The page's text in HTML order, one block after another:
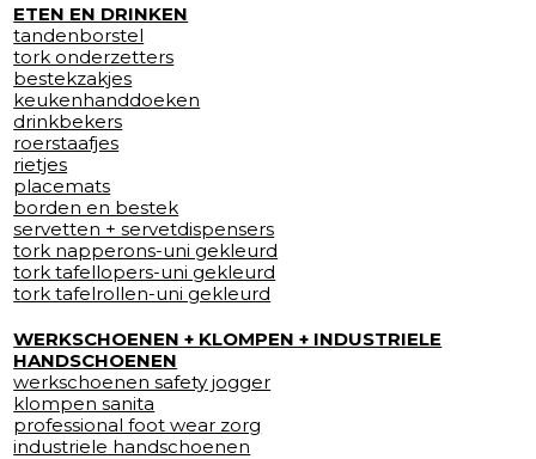
ETEN EN DRINKEN
tandenborstel
tork onderzetters
bestekzakjes
keukenhanddoeken
drinkbekers
roerstaafjes
rietjes
placemats
borden en bestek
servetten + servetdispensers
tork napperons-uni gekleurd
tork tafellopers-uni gekleurd
tork tafelrollen-uni gekleurd
WERKSCHOENEN + KLOMPEN + INDUSTRIELE
HANDSCHOENEN
werkschoenen safety jogger
klompen sanita
professional foot wear zorg
industriele handschoenen